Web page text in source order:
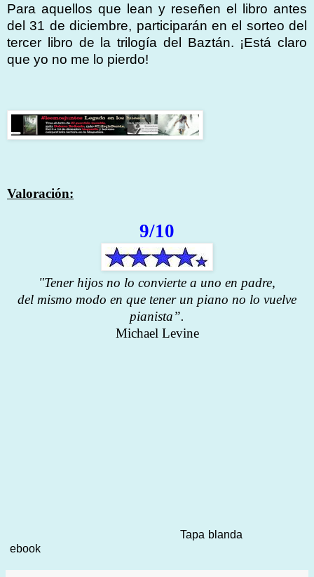
Para aquellos que lean y reseñen el libro antes
del 31 de diciembre, participarán en el sorteo del
tercer libro de la trilogía del Baztán. ¡Está claro
que yo no me lo pierdo!
Valoración:
9/10
"Tener hijos no lo convierte a uno en padre,
del mismo modo en que tener un piano no lo vuelve
pianista”.
Michael Levine
Tapa blanda
ebook